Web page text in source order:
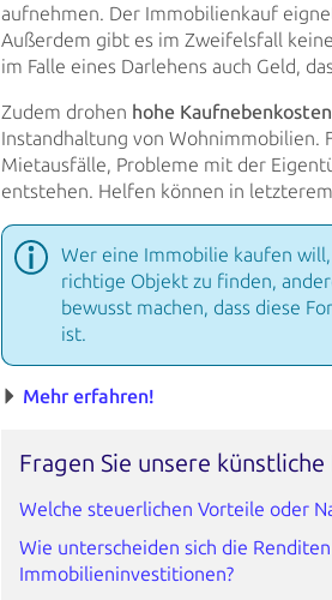
aufnehmen. Der Immobilienkauf
Außerdem gibt es im Zweifelsfall
im Falle eines Darlehens auch Geld,
Zudem drohen hohe Kaufnebenkosten
Instandhaltung von Wohnimmobilien.
Mietausfälle, Probleme mit der
entstehen. Helfen können in
Wer eine Immobilie kaufen
richtige Objekt zu finden,
bewusst machen, dass diese
ist.
Mehr erfahren!
Fragen Sie unsere
Welche steuerlichen Vorteile oder
Wie unterscheiden sich die
Immobilieninvestitionen?